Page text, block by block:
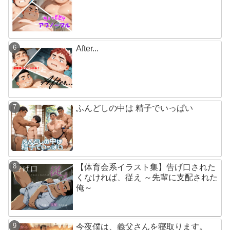
After...
ふんどしの中は 精子でいっぱい
【体育会系イラスト集】告げ口された
くなければ、従え ～先輩に支配された
俺～
今夜僕は、義父さんを寝取ります。